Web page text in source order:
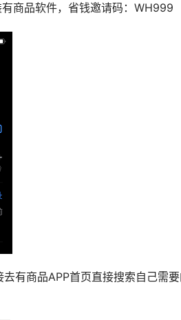
商品软件，省钱邀请码：WH999
有商品APP首页直接搜索自己需